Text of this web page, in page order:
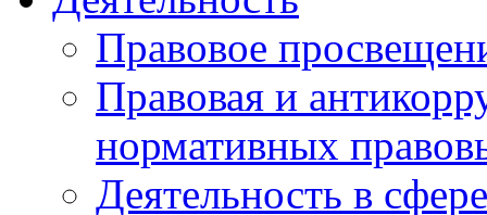
Правовое
Правовая и
нормативных
Деятельность в